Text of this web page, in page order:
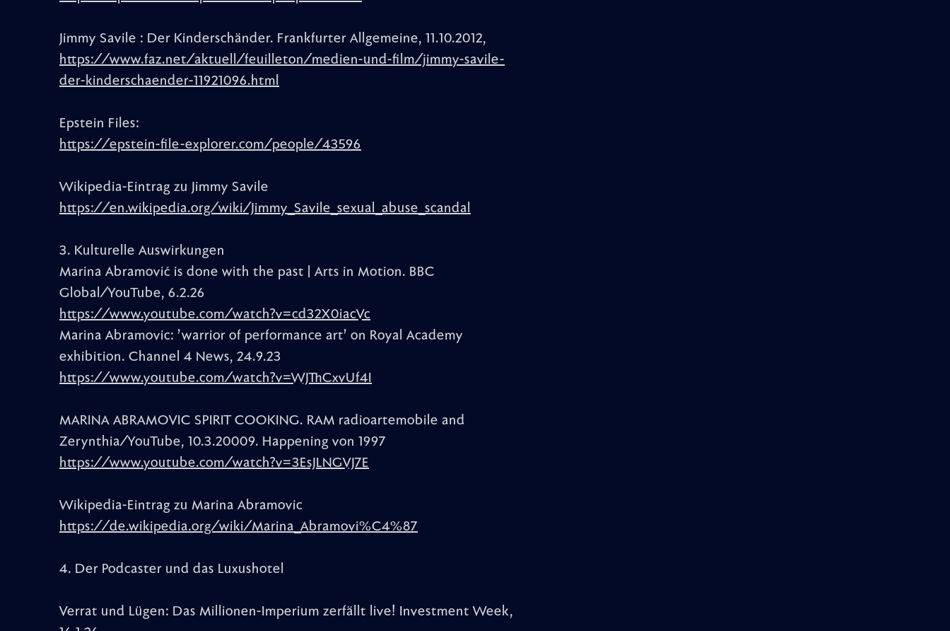
Jimmy Savile : Der Kinderschänder. Frankfurter Allgemeine, 11.10.2012,
https://www.faz.net/aktuell/feuilleton/medien-und-film/jimmy-savile-
der-kinderschaender-11921096.html
Epstein Files:
https://epstein-file-explorer.com/people/43596
Wikipedia-Eintrag zu Jimmy Savile
https://en.wikipedia.org/wiki/Jimmy_Savile_sexual_abuse_scandal
3. Kulturelle Auswirkungen
Marina Abramović is done with the past | Arts in Motion. BBC
Global/YouTube, 6.2.26
https://www.youtube.com/watch?v=cd32X0iacVc
Marina Abramovic: ’warrior of performance art’ on Royal Academy
exhibition. Channel 4 News, 24.9.23
https://www.youtube.com/watch?v=WJThCxvUf4I
MARINA ABRAMOVIC SPIRIT COOKING. RAM radioartemobile and
Zerynthia/YouTube, 10.3.20009. Happening von 1997
https://www.youtube.com/watch?v=3EsJLNGVJ7E
Wikipedia-Eintrag zu Marina Abramovic
https://de.wikipedia.org/wiki/Marina_Abramovi%C4%87
4. Der Podcaster und das Luxushotel
Verrat und Lügen: Das Millionen-Imperium zerfällt live! Investment Week,